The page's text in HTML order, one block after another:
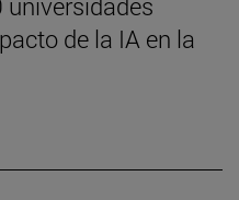
universidades
de la IA en la